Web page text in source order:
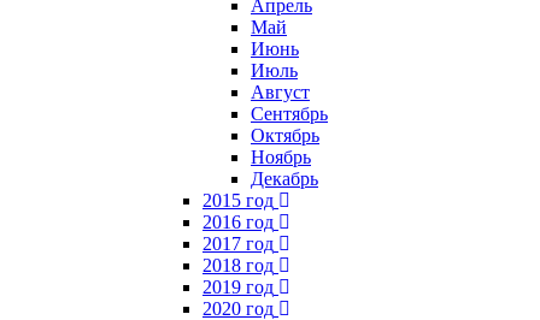
Апрель
Май
Июнь
Июль
Август
Сентябрь
Октябрь
Ноябрь
Декабрь
2015 год
2016 год
2017 год
2018 год
2019 год
2020 год